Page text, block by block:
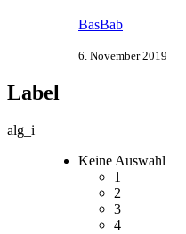
BasBab
6. November 2019
Label
alg_i
Keine Auswahl
1
2
3
4